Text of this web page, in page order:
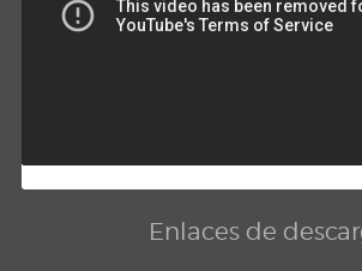
Enlaces de